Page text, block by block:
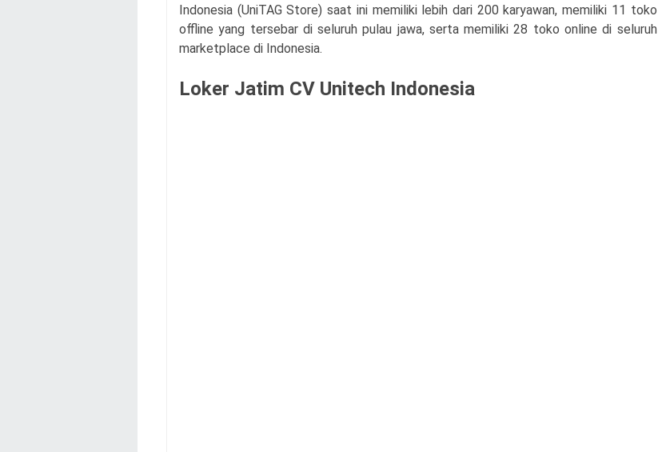
Indonesia (UniTAG Store) saat ini memiliki lebih dari 200 karyawan, memiliki 11 toko
offline yang tersebar di seluruh pulau jawa, serta memiliki 28 toko online di seluruh
marketplace di Indonesia.
Loker Jatim CV Unitech Indonesia